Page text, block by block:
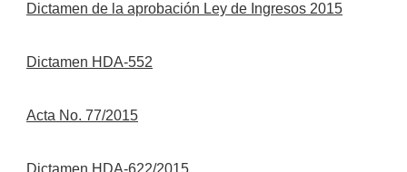
Dictamen de la aprobación Ley de Ingresos 2015
Dictamen HDA-552
Acta No. 77/2015